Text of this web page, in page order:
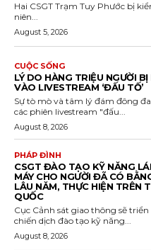
Hai CSGT Trạm Tuy Phước bị
niên...
August 5, 2026
CUỘC SỐNG
LÝ DO HÀNG TRIỆU NGƯỜI BỊ
VÀO LIVESTREAM ‘ĐẤU TỐ’
Sự tò mò và tâm lý đám đông
các phiên livestream "đấu...
August 8, 2026
PHÁP ĐÌNH
CSGT ĐÀO TẠO KỸ NĂNG
MÁY CHO NGƯỜI ĐÃ CÓ
LÂU NĂM, THỰC HIỆN TRÊN
QUỐC
Cục Cảnh sát giao thông sẽ triển
chiến dịch đào tạo kỹ năng...
August 8, 2026